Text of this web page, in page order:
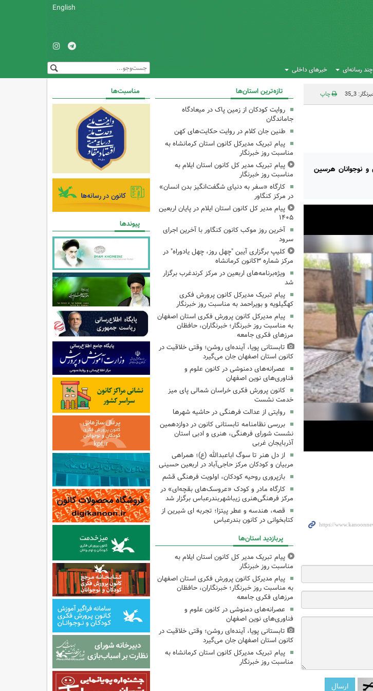
English
چند رسانه‌ای خبرهای داخلی
3_35 چاپ
و نوجوانان هرسین
تازه‌ترین استان‌ها
روایت کودکان از زمین پاک در میعادگاه
جاماندگان
طنین جان کلام در روایت حکایت‌های کهن
پیام تبریک مدیرکل کانون استان کرمانشاه به
مناسبت روز خبرنگار
پیام تبریک مدیر کل کانون استان ایلام به
مناسبت روز خبرنگار
کارگاه «سفر به دنیای شگفت‌انگیز بدن انسان»
در مرکز کنگاور
پیام مدیر کل کانون استان ایلام در پایان اربعین
۱۴۰۵
آخرین روز موکب کانون کنگاور با آخرین اجرای
سرود
کلیپ برگزاری آیین "چهل روز، چهل یادوراه" در
مرکز شماره ۳کانون کرمانشاه
ویژه‌برنامه‌های اربعین در مرکز کرندغرب برگزار
شد
پیام تبریک مدیرکل کانون پرورش فکری
کهگیلویه و بویراحمد به مناسبت روز خبرنگار
پیام مدیرکل کانون پرورش فکری استان اصفهان
به مناسبت روز خبرنگار؛ خبرنگاران، حافظان
مرزهای فکری جامعه
تابستانی پویا، آینده‌ای روشن؛ وقتی خلاقیت در
کانون استان اصفهان جان می‌گیرد
عصرانه‌های دمنوشی در کانون علوم و
فناوری‌های نوین اصفهان
کانون پرورش فکری خراسان شمالی پای میز
خدمت نشست
روایتی از عدالت فرهنگی در حاشیه شهرها
بررسی نظامنامه تابستانی کانون در دوازدهمین
نشست شورای فرهنگی، هنری و ادبی استان
آذربایجان غربی
از دل هنر تا سوگ اباعبدالله (ع)؛ همراهی
مربیان و کودکان مرکز حاجی‌آباد در اربعین حسینی
بازپروری روحیه کودکان، اولویت فرهنگی قشم
کارگاه مادر و کودک «عروسک‌های بقچه‌ای» در
مرکز فرهنگی‌هنری زیباشهربندرعباس برگزار شد
قصه، هندسه و عطر پیتزا؛ تجربه ای شیرین از
کتابخوانی در کانون بندرعباس
پربازدید استان‌ها
پیام تبریک مدیر کل کانون استان ایلام به
مناسبت روز خبرنگار
پیام مدیرکل کانون پرورش فکری استان اصفهان
به مناسبت روز خبرنگار؛ خبرنگاران، حافظان
مرزهای فکری جامعه
عصرانه‌های دمنوشی در کانون علوم و
فناوری‌های نوین اصفهان
تابستانی پویا، آینده‌ای روشن؛ وقتی خلاقیت در
کانون استان اصفهان جان می‌گیرد
پیام تبریک مدیرکل کانون استان کرمانشاه به
مناسبت روز خبرنگار
مناسبت‌ها
پیوندها